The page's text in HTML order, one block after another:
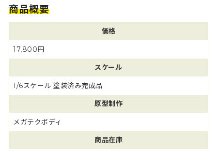
商品概要
価格
17,800円
スケール
1/6スケール 塗装済み完成品
原型制作
メガテクボディ
商品在庫